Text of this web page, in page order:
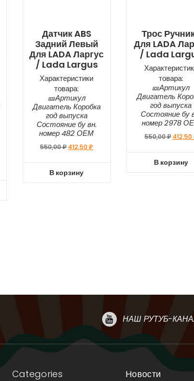
Датчик ABS
Задний Левый
Для LADA Ларгус
/ Lada Largus
Характеристики
товара:
🎫Артикул
Двигатель Коробка
год выпуска
Состояние бу вн.
номер 482 ОЕМ
550,00₽ 412,50₽
В корзину
Трос
Для LADA
/ Lada
товара:
🎫Артикул
Двигатель
год выпуска
Состояние бу
номер 2978
550,00₽ 412,50
В корзину
НАШ РУТУБ-
Categories Новости